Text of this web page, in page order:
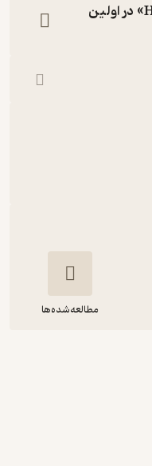
تخفیف با کد «HIFIDIBO» در اولین
مطالعه‌شده‌ها